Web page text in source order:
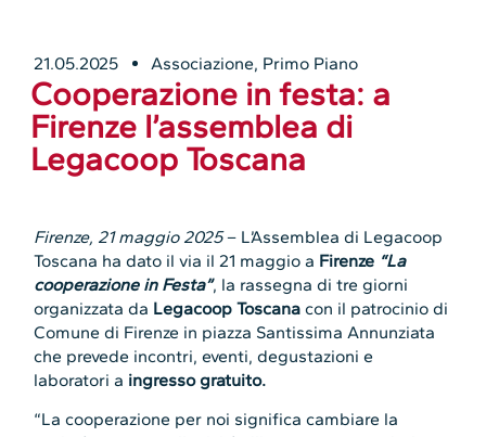
21.05.2025 Associazione, Primo Piano
Cooperazione in festa: a
Firenze l’assemblea di
Legacoop Toscana
Firenze, 21 maggio 2025– L’Assemblea di Legacoop
Toscana ha dato il via il 21 maggio a Firenze “La
cooperazione in Festa”, la rassegna di tre giorni
organizzata da Legacoop Toscana con il patrocinio di
Comune di Firenze in piazza Santissima Annunziata
che prevede incontri, eventi, degustazioni e
laboratori a ingresso gratuito.
“La cooperazione per noi significa cambiare la